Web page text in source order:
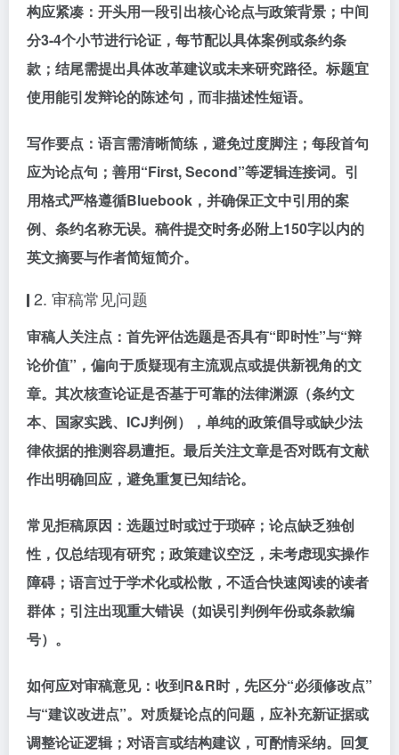
构应紧凑：开头用一段引出核心论点与政策背景；中间
分3-4个小节进行论证，每节配以具体案例或条约条
款；结尾需提出具体改革建议或未来研究路径。标题宜
使用能引发辩论的陈述句，而非描述性短语。
写作要点：语言需清晰简练，避免过度脚注；每段首句
应为论点句；善用“First, Second”等逻辑连接词。引
用格式严格遵循Bluebook，并确保正文中引用的案
例、条约名称无误。稿件提交时务必附上150字以内的
英文摘要与作者简短简介。
2. 审稿常见问题
审稿人关注点：首先评估选题是否具有“即时性”与“辩
论价值”，偏向于质疑现有主流观点或提供新视角的文
章。其次核查论证是否基于可靠的法律渊源（条约文
本、国家实践、ICJ判例），单纯的政策倡导或缺少法
律依据的推测容易遭拒。最后关注文章是否对既有文献
作出明确回应，避免重复已知结论。
常见拒稿原因：选题过时或过于琐碎；论点缺乏独创
性，仅总结现有研究；政策建议空泛，未考虑现实操作
障碍；语言过于学术化或松散，不适合快速阅读的读者
群体；引注出现重大错误（如误引判例年份或条款编
号）。
如何应对审稿意见：收到R&R时，先区分“必须修改点”
与“建议改进点”。对质疑论点的问题，应补充新证据或
调整论证逻辑；对语言或结构建议，可酌情采纳。回复